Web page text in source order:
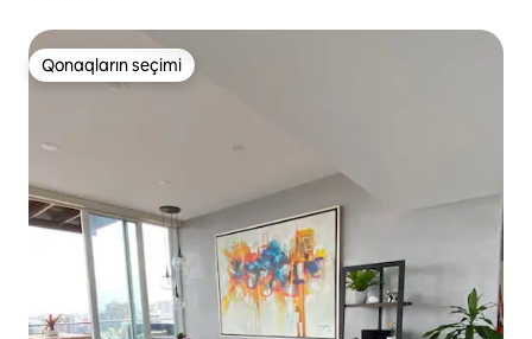
Qonaqların seçimi
Qonaqların seçimi